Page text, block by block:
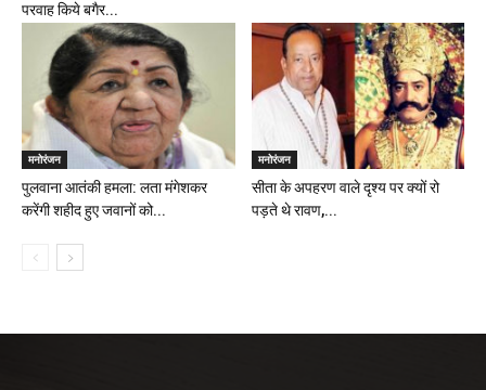
परवाह किये बगैर...
मनोरंजन
पुलवाना आतंकी हमला: लता मंगेशकर
करेंगी शहीद हुए जवानों को...
मनोरंजन
सीता के अपहरण वाले दृश्य पर क्यों रो
पड़ते थे रावण,...